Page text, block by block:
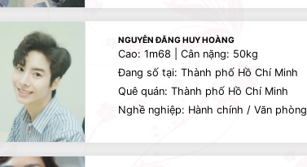
NGUYỄN ĐĂNG HUY HOÀNG
Cao: 1m68 | Cân nặng: 50kg
Đang số tại: Thành phố Hồ Chí Minh
Quê quán: Thành phố Hồ Chí Minh
Nghề nghiệp: Hành chính / Văn phòng